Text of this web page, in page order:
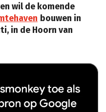
wil de komende
bouwen in
in de Hoorn van